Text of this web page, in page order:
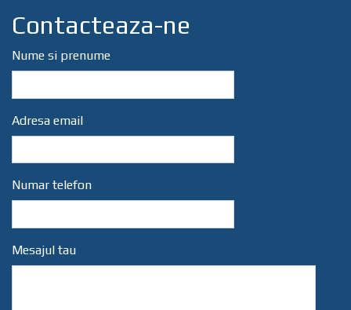
Contacteaza-ne
Nume si prenume
Adresa email
Numar telefon
Mesajul tau